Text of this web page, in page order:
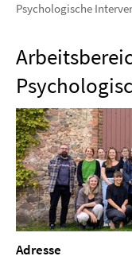
Psychologische
Adresse